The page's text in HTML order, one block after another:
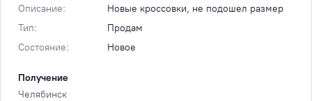
Описание:
Новые кроссовки, не подошел размер
Тип:
Продам
Состояние:
Новое
Получение
Челябинск